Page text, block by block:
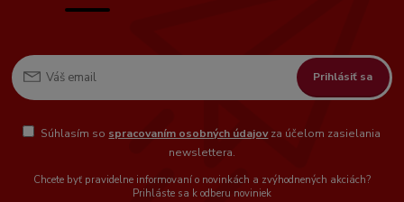
Prihlásiť sa
Súhlasím so spracovaním osobných údajovza účelom zasielania
newslettera.
Chcete byť pravidelne informovaní o novinkách a zvýhodnených akciách?
Prihláste sa k odberu noviniek